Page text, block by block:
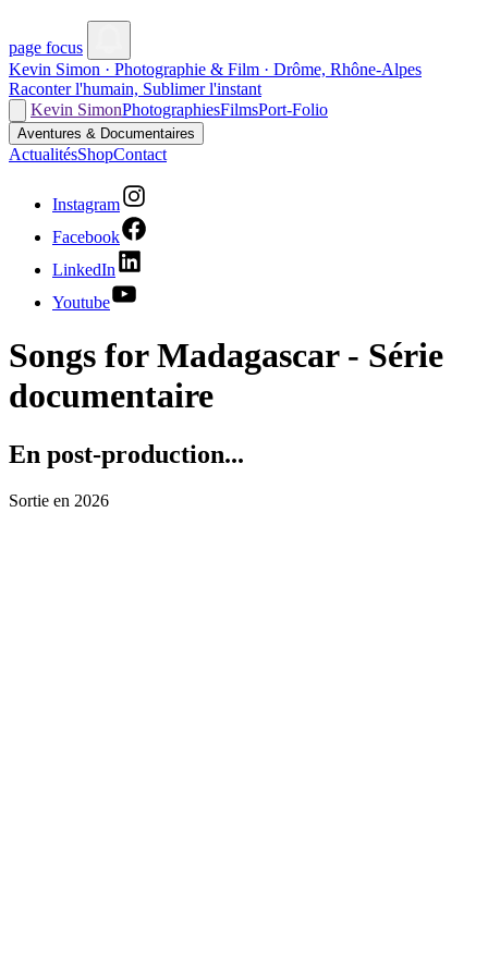
page focus
Kevin Simon · Photographie & Film · Drôme, Rhône-Alpes
Raconter l'humain, Sublimer l'instant
Kevin SimonPhotographiesFilmsPort-Folio
Aventures & Documentaires
ActualitésShopContact
Instagram
Facebook
LinkedIn
Youtube
Songs for Madagascar - Série
documentaire
En post-production...
Sortie en 2026